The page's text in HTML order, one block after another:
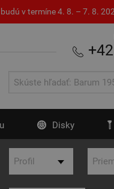
v termíne 4. 8. – 7. 8.
Disky